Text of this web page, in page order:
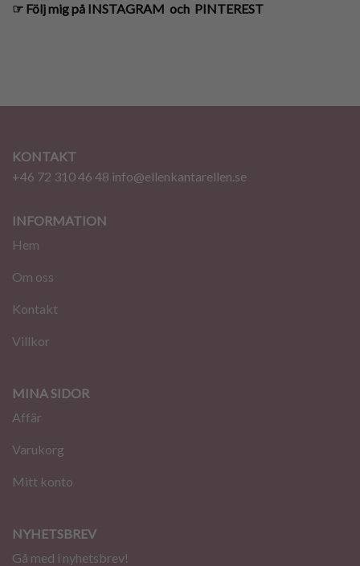
☞ Följ mig på INSTAGRAM och PINTEREST
KONTAKT
+46 72 310 46 48 info@ellenkantarellen.se
INFORMATION
Hem
Om oss
Kontakt
Villkor
MINA SIDOR
Affär
Varukorg
Mitt konto
NYHETSBREV
Gå med i nyhetsbrev!